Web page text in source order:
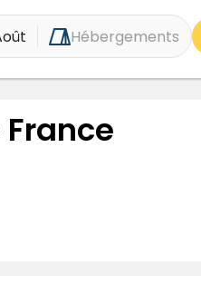
Hébergements